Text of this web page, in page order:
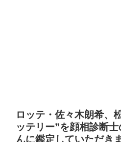
ロッテ・佐々木朗希、
ッテリー”を顔相診断
んに鑑定していただき